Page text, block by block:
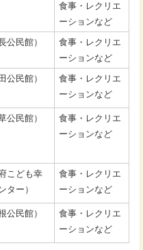
食事・レクリエ
ーションなど
公民館）
食事・レクリエ
ーションなど
公民館）
食事・レクリエ
ーションなど
公民館）
食事・レクリエ
ーションなど
こども幸
ター）
食事・レクリエ
ーションなど
公民館）
食事・レクリエ
ーションなど